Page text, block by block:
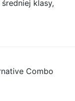
klasy,
Combo